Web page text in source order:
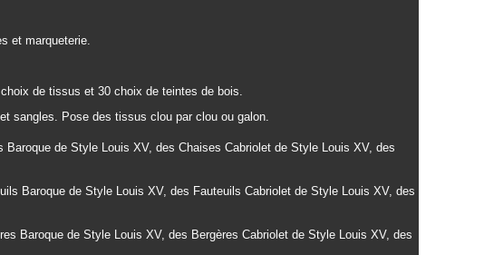
et marqueterie.
de tissus et 30 choix de teintes de bois.
sangles. Pose des tissus clou par clou ou galon.
de Style Louis XV, des Chaises Cabriolet de Style Louis XV, des
Baroque de Style Louis XV, des Fauteuils Cabriolet de Style Louis XV, des
Baroque de Style Louis XV, des Bergères Cabriolet de Style Louis XV, des